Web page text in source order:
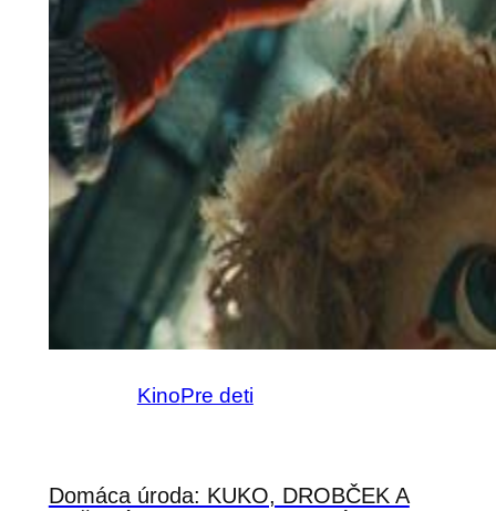
KinoPre deti
Domáca úroda: KUKO, DROBČEK A